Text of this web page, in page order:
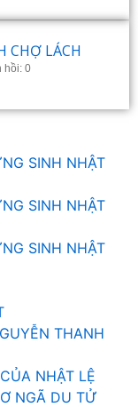
CHỢ LÁCH
hồi: 0
SINH NHẬT
SINH NHẬT
SINH NHẬT
THANH
NHẬT LỆ
NGÃ DU TỬ